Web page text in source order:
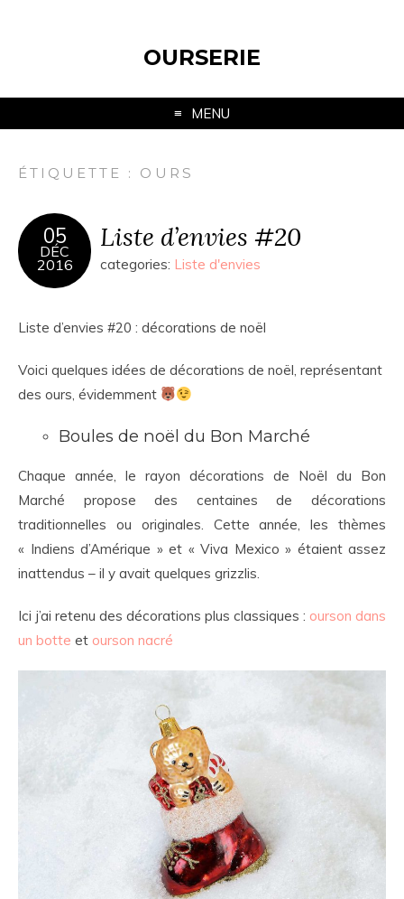
OURSERIE
MENU
ÉTIQUETTE : OURS
05
DÉC
2016
Liste d’envies #20
categories: Liste d'envies
Liste d’envies #20 : décorations de noël
Voici quelques idées de décorations de noël, représentant
des ours, évidemment
Boules de noël du Bon Marché
Chaque année, le rayon décorations de Noël du Bon
Marché propose des centaines de décorations
traditionnelles ou originales. Cette année, les thèmes
« Indiens d’Amérique » et « Viva Mexico » étaient assez
inattendus – il y avait quelques grizzlis.
Ici j’ai retenu des décorations plus classiques : ourson dans
un botte et ourson nacré